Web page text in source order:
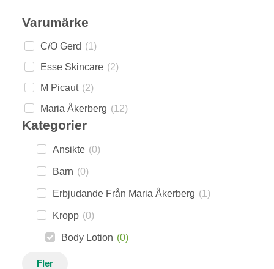
Varumärke
C/O Gerd (1 )
Esse Skincare (2)
M Picaut (2)
Maria Åkerberg (12)
Kategorier
Ansikte (0)
Barn (0)
Erbjudande Från Maria Åkerberg (1 )
Kropp (0)
Body Lotion (0)
Fler